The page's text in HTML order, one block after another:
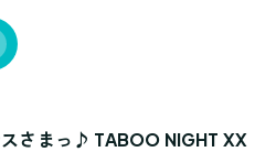
さまっ♪ TABOO NIGHT XX